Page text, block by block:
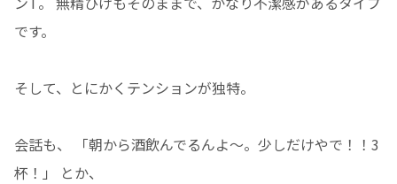
です。
そして、とにかくテンションが独特。
会話も、 「朝から酒飲んでるんよ〜。少しだけやで！！3
杯！」 とか、